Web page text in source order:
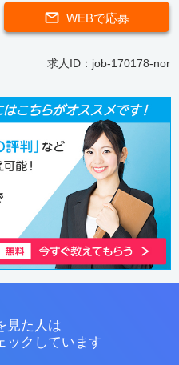
WEBで応募
求人ID：job-170178-nor
見た人は
ックしています